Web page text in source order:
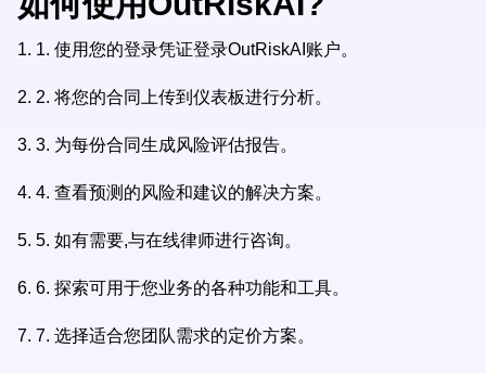
1. 1. 使用您的登录凭证登录OutRiskAI账户。
2. 2. 将您的合同上传到仪表板进行分析。
3. 3. 为每份合同生成风险评估报告。
4. 4. 查看预测的风险和建议的解决方案。
5. 5. 如有需要,与在线律师进行咨询。
6. 6. 探索可用于您业务的各种功能和工具。
7. 7. 选择适合您团队需求的定价方案。